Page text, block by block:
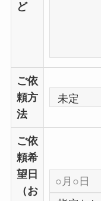
ど
ご依
頼方
法
ご依
頼希
望日
（お